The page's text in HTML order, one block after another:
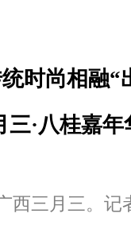
时尚相融“
·八桂嘉年
西三月三。记